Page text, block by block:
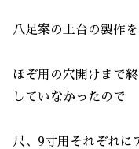
八足案の土台の製作を
ほぞ用の穴開けまで
していなかったので
尺、9寸用それぞれに